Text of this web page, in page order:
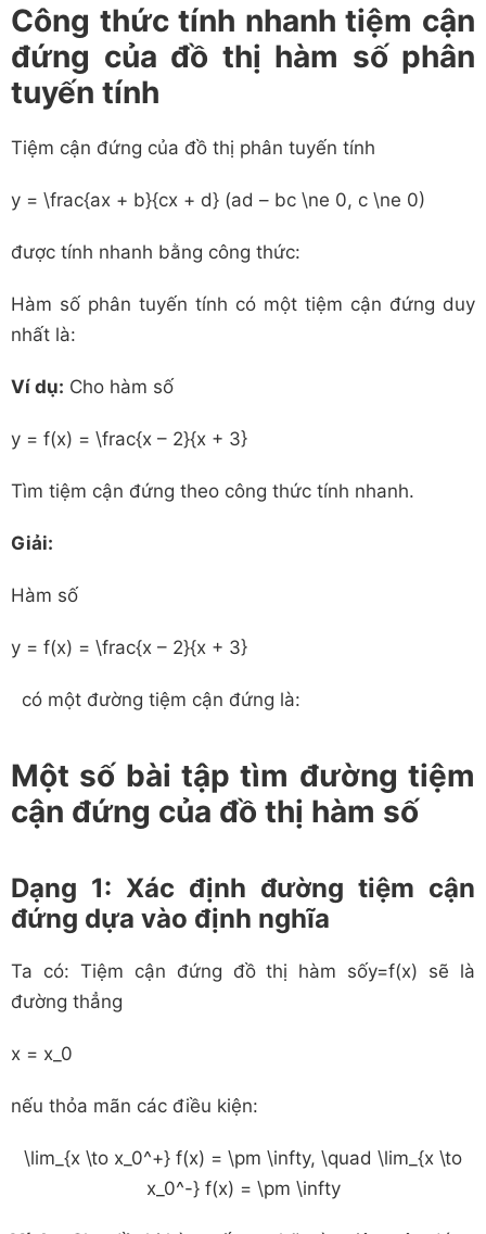
Công thức tính nhanh tiệm cận
đứng của đồ thị hàm số phân
tuyến tính
Tiệm cận đứng của đồ thị phân tuyến tính
y = \frac{ax + b}{cx + d} (ad – bc \ne 0, c \ne 0)
được tính nhanh bằng công thức:
Hàm số phân tuyến tính có một tiệm cận đứng duy
nhất là:
Ví dụ: Cho hàm số
y = f(x) = \frac{x – 2}{x + 3}
Tìm tiệm cận đứng theo công thức tính nhanh.
Giải:
Hàm số
y = f(x) = \frac{x – 2}{x + 3}
có một đường tiệm cận đứng là:
Một số bài tập tìm đường tiệm
cận đứng của đồ thị hàm số
Dạng 1: Xác định đường tiệm cận
đứng dựa vào định nghĩa
Ta có: Tiệm cận đứng đồ thị hàm sốy=f(x) sẽ là
đường thẳng
x = x_0
nếu thỏa mãn các điều kiện:
\lim_{x \to x_0^+} f(x) = \pm \infty, \quad \lim_{x \to
x_0^-} f(x) = \pm \infty